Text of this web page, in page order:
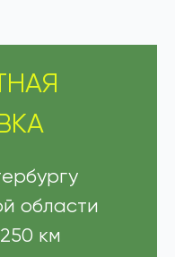
области
км